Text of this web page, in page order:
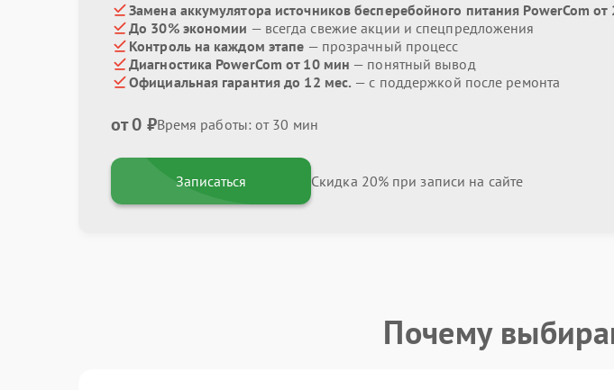
Замена аккумулятора источников бесперебойного питания PowerCom
До 30% экономии — всегда свежие акции и спецпредложения
Контроль на каждом этапе — прозрачный процесс
Диагностика PowerCom от 10 мин — понятный вывод
Официальная гарантия до 12 мес. — с поддержкой после ремонта
от 0 ₽Время работы: от 30 мин
Записаться Скидка 20% при записи на сайте
Почему